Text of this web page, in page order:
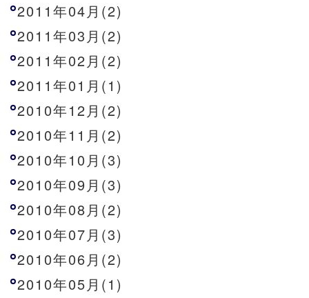
2011年04月(2)
2011年03月(2)
2011年02月(2)
2011年01月(1)
2010年12月(2)
2010年11月(2)
2010年10月(3)
2010年09月(3)
2010年08月(2)
2010年07月(3)
2010年06月(2)
2010年05月(1)